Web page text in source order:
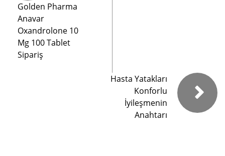
Golden Pharma
Anavar
Oxandrolone 10
Mg 100 Tablet
Sipariş
Hasta Yatakları
Konforlu
İyileşmenin
Anahtarı